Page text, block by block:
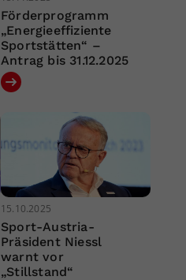
Förderprogramm
„Energieeffiziente
Sportstätten“ –
Antrag bis 31.12.2025
15.10.2025
Sport-Austria-
Präsident Niessl
warnt vor
„Stillstand“